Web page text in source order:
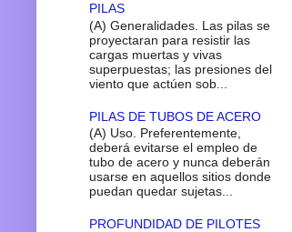
PILAS
(A) Generalidades. Las pilas se
proyectaran para resistir las
cargas muertas y vivas
superpuestas; las presiones del
viento que actúen sob...
PILAS DE TUBOS DE ACERO
(A) Uso. Preferentemente,
deberá evitarse el empleo de
tubo de acero y nunca deberán
usarse en aquellos sitios donde
puedan quedar sujetas...
PROFUNDIDAD DE PILOTES